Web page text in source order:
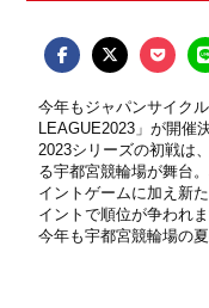
今年もジャパンサイク
LEAGUE2023 」が開催
2023シリーズの初戦は
る宇都宮競輪場が舞台。
イントゲームに加え新
イントで順位が争われま
今年も宇都宮競輪場の